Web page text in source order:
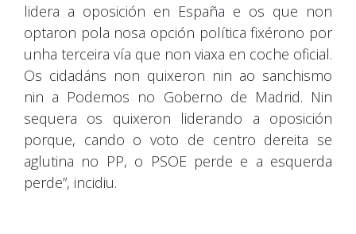
lidera a oposición en España e os que non
optaron pola nosa opción política fixérono por
unha terceira vía que non viaxa en coche oficial.
Os cidadáns non quixeron nin ao sanchismo
nin a Podemos no Goberno de Madrid. Nin
sequera os quixeron liderando a oposición
porque, cando o voto de centro dereita se
aglutina no PP, o PSOE perde e a esquerda
perde”, incidiu.